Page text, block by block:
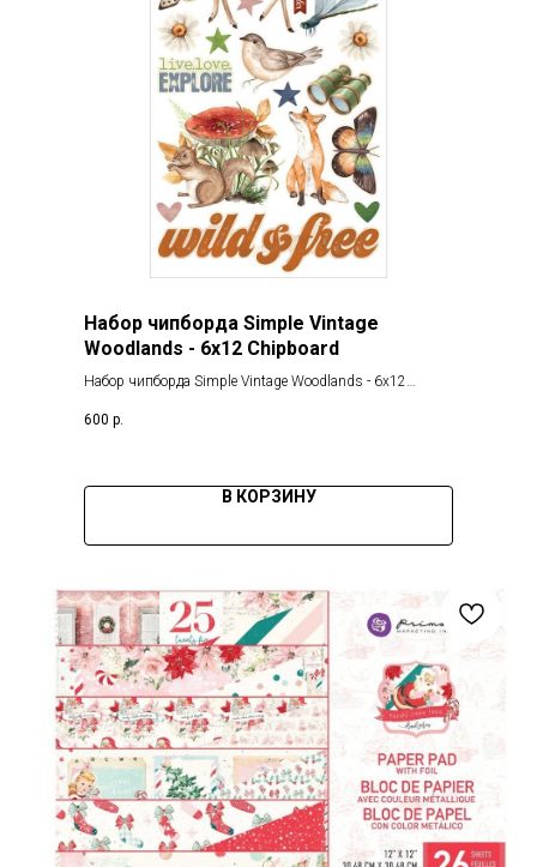
Набор чипборда Simple Vintage
Woodlands - 6x12 Chipboard
Набор чипборда Simple Vintage Woodlands - 6x12
600 р.
В КОРЗИНУ